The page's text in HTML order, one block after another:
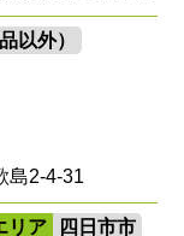
以外）
島2-4-31
リア 四日市市